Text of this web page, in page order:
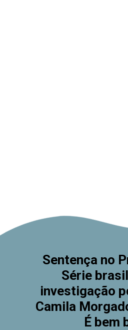
Sentença no
Série
investigação
Camila
É bem